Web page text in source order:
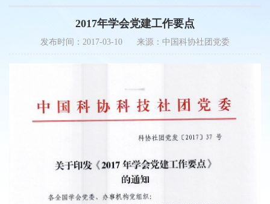
2017年学会党建工作要点
发布时间：2017-03-10 来源：中国科协社团党委